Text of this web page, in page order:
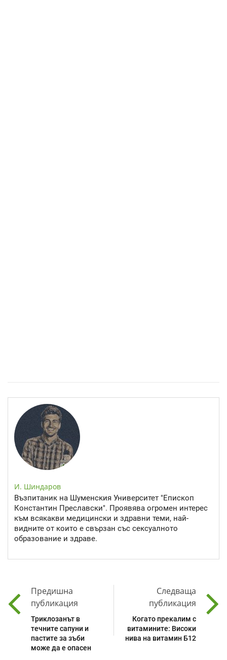
И. Шиндаров
Възпитаник на Шуменския Университет "Епископ
Константин Преславски". Проявява огромен интерес
към всякакви медицински и здравни теми, най-
видните от които е свързан със сексуалното
образование и здраве.
Предишна
публикация
Триклозанът в
течните сапуни и
пастите за зъби
може да е опасен
Следваща
публикация
Когато прекалим с
витамините: Високи
нива на витамин Б12